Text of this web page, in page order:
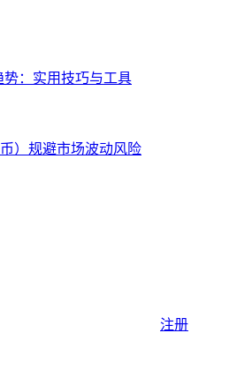
：实用技巧与工具
）规避市场波动风险
注册